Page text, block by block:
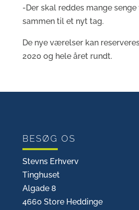
-Der skal reddes mange senge
sammen til et nyt tag.
De nye værelser kan
2020 og hele året rundt.
BESØG OS
Stevns Erhverv
Tinghuset
Algade 8
4660 Store Heddinge